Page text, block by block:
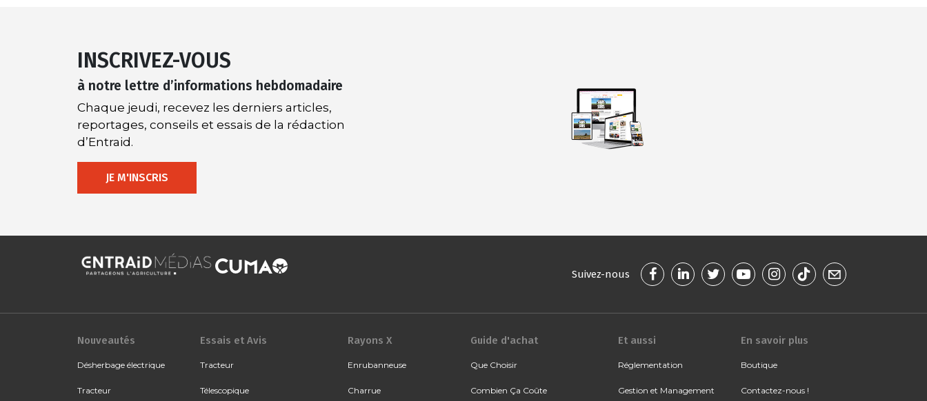
INSCRIVEZ-VOUS
à notre lettre d’informations hebdomadaire
Chaque jeudi, recevez les derniers articles,
reportages, conseils et essais de la rédaction
d’Entraid.
JE M'INSCRIS
Suivez-nous
Nouveautés
Désherbage électrique
Tracteur
Essais et Avis
Tracteur
Télescopique
Rayons X
Enrubanneuse
Charrue
Guide d'achat
Que Choisir
Combien Ça Coûte
Et aussi
Réglementation
Gestion et Management
En savoir plus
Boutique
Contactez-nous !